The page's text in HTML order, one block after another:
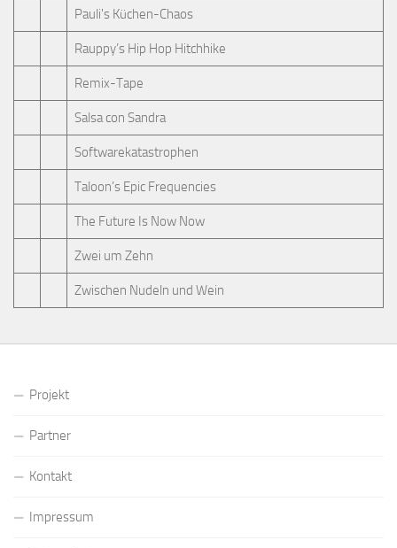
Pauli's Küchen-Chaos
Rauppy’s Hip Hop Hitchhike
Remix-Tape
Salsa con Sandra
Softwarekatastrophen
Taloon’s Epic Frequencies
The Future Is Now Now
Zwei um Zehn
Zwischen Nudeln und Wein
Projekt
Partner
Kontakt
Impressum